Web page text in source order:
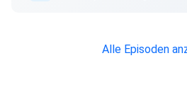
Alle Episoden